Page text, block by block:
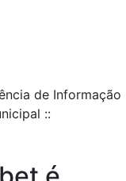
de Informação
::